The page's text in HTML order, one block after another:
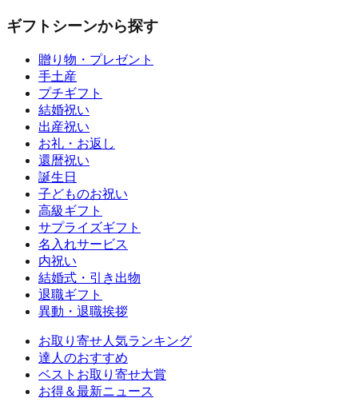
ギフトシーンから探す
贈り物・プレゼント
手土産
プチギフト
結婚祝い
出産祝い
お礼・お返し
還暦祝い
誕生日
子どものお祝い
高級ギフト
サプライズギフト
名入れサービス
内祝い
結婚式・引き出物
退職ギフト
異動・退職挨拶
お取り寄せ人気ランキング
達人のおすすめ
ベストお取り寄せ大賞
お得＆最新ニュース